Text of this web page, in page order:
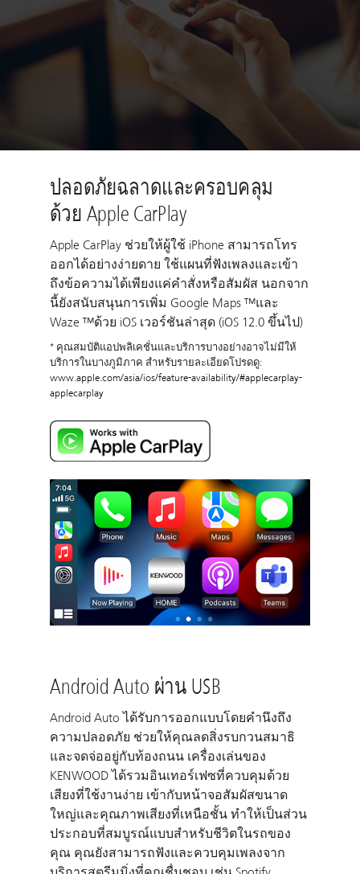
ปลอดภัยฉลาดและครอบคลุม
ด้วย Apple CarPlay
Apple CarPlay ช่วยให้ผู้ใช้ iPhone สามารถโทร
ออกได้อย่างง่ายดาย ใช้แผนที่ฟังเพลงและเข้า
ถึงข้อความได้เพียงแค่คำสั่งหรือสัมผัส นอกจาก
นี้ยังสนับสนุนการเพิ่ม Google Maps ™และ
Waze ™ด้วย iOS เวอร์ชันล่าสุด (iOS 12.0 ขึ้นไป)
* คุณสมบัติแอปพลิเคชั่นและบริการบางอย่างอาจไม่มีให้
บริการในบางภูมิภาค สำหรับรายละเอียดโปรดดู:
www.apple.com/asia/ios/feature-availability/#applecarplay-
applecarplay
Android Auto ผ่าน USB
Android Auto ได้รับการออกแบบโดยคำนึงถึง
ความปลอดภัย ช่วยให้คุณลดสิ่งรบกวนสมาธิ
และจดจ่ออยู่กับท้องถนน เครื่องเล่นของ
KENWOOD ได้รวมอินเทอร์เฟซที่ควบคุมด้วย
เสียงที่ใช้งานง่าย เข้ากับหน้าจอสัมผัสขนาด
ใหญ่และคุณภาพเสียงที่เหนือชั้น ทำให้เป็นส่วน
ประกอบที่สมบูรณ์แบบสำหรับชีวิตในรถของ
คุณ คุณยังสามารถฟังและควบคุมเพลงจาก